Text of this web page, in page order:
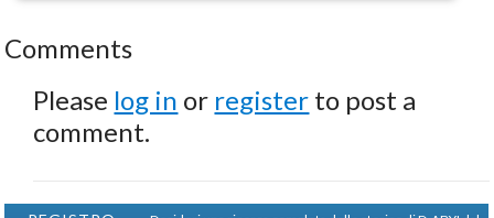
Comments
Please log in or register to post a
comment.